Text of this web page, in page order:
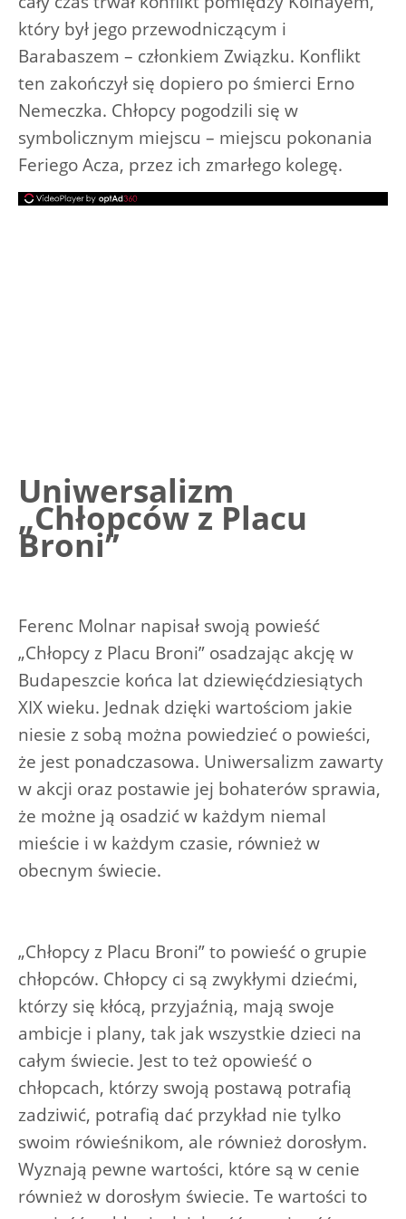
który był jego przewodniczącym i
Barabaszem – członkiem Związku. Konflikt
ten zakończył się dopiero po śmierci Erno
Nemeczka. Chłopcy pogodzili się w
symbolicznym miejscu – miejscu pokonania
Feriego Acza, przez ich zmarłego kolegę.
Uniwersalizm
„Chłopców z Placu
Broni”
Ferenc Molnar napisał swoją powieść
„Chłopcy z Placu Broni” osadzając akcję w
Budapeszcie końca lat dziewięćdziesiątych
XIX wieku. Jednak dzięki wartościom jakie
niesie z sobą można powiedzieć o powieści,
że jest ponadczasowa. Uniwersalizm zawarty
w akcji oraz postawie jej bohaterów sprawia,
że możne ją osadzić w każdym niemal
mieście i w każdym czasie, również w
obecnym świecie.
„Chłopcy z Placu Broni” to powieść o grupie
chłopców. Chłopcy ci są zwykłymi dziećmi,
którzy się kłócą, przyjaźnią, mają swoje
ambicje i plany, tak jak wszystkie dzieci na
całym świecie. Jest to też opowieść o
chłopcach, którzy swoją postawą potrafią
zadziwić, potrafią dać przykład nie tylko
swoim rówieśnikom, ale również dorosłym.
Wyznają pewne wartości, które są w cenie
również w dorosłym świecie. Te wartości to